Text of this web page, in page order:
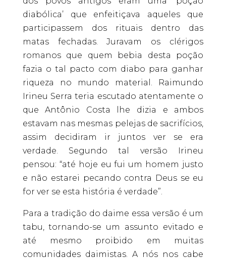
diabólica’ que enfeitiçava aqueles que
participassem dos rituais dentro das
matas fechadas. Juravam os clérigos
romanos que quem bebia desta poção
fazia o tal pacto com diabo para ganhar
riqueza no mundo material. Raimundo
Irineu Serra teria escutado atentamente o
que Antônio Costa lhe dizia e ambos
estavam nas mesmas pelejas de sacrifícios,
assim decidiram ir juntos ver se era
verdade. Segundo tal versão Irineu
pensou: “até hoje eu fui um homem justo
e não estarei pecando contra Deus se eu
for ver se esta história é verdade”.
Para a tradição do daime essa versão é um
tabu, tornando-se um assunto evitado e
até mesmo proibido em muitas
comunidades daimistas. A nós nos cabe